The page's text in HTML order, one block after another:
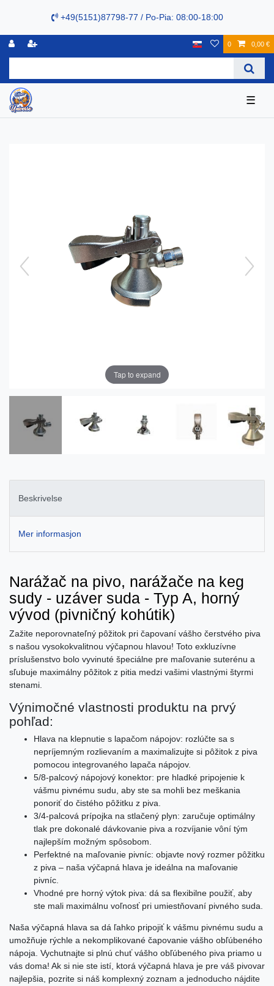
+49(5151)87798-77 / Po-Pia: 08:00-18:00
0 0,00 €
☰
Tap to expand
Beskrivelse
Mer informasjon
Narážač na pivo, narážače na keg
sudy - uzáver suda - Typ A, horný
vývod (pivničný kohútik)
Zažite neporovnateľný pôžitok pri čapovaní vášho čerstvého piva
s našou vysokokvalitnou výčapnou hlavou! Toto exkluzívne
príslušenstvo bolo vyvinuté špeciálne pre maľovanie suterénu a
sľubuje maximálny pôžitok z pitia medzi vašimi vlastnými štyrmi
stenami.
Výnimočné vlastnosti produktu na prvý
pohľad:
Hlava na klepnutie s lapačom nápojov: rozlúčte sa s
nepríjemným rozlievaním a maximalizujte si pôžitok z piva
pomocou integrovaného lapača nápojov.
5/8-palcový nápojový konektor: pre hladké pripojenie k
vášmu pivnému sudu, aby ste sa mohli bez meškania
ponoriť do čistého pôžitku z piva.
3/4-palcová prípojka na stlačený plyn: zaručuje optimálny
tlak pre dokonalé dávkovanie piva a rozvíjanie vôní tým
najlepším možným spôsobom.
Perfektné na maľovanie pivníc: objavte nový rozmer pôžitku
z piva – naša výčapná hlava je ideálna na maľovanie
pivníc.
Vhodné pre horný výtok piva: dá sa flexibilne použiť, aby
ste mali maximálnu voľnosť pri umiestňovaní pivného suda.
Naša výčapná hlava sa dá ľahko pripojiť k vášmu pivnému sudu a
umožňuje rýchle a nekomplikované čapovanie vášho obľúbeného
nápoja. Vychutnajte si plnú chuť vášho obľúbeného piva priamo u
vás doma! Ak si nie ste istí, ktorá výčapná hlava je pre váš pivovar
najlepšia, pozrite si náš komplexný zoznam a jednoducho nájdite